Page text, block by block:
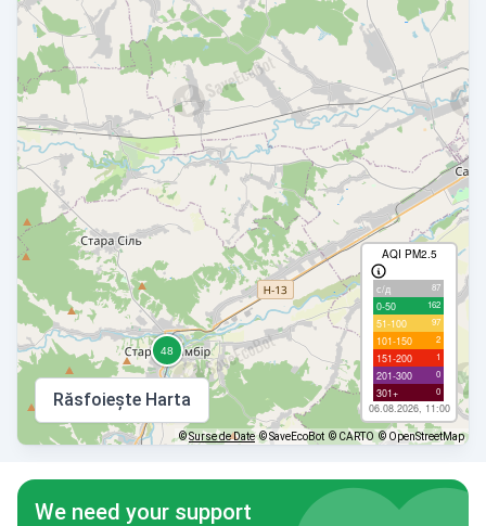
AQI PM2.5
с/д 87
0-50 162
51-100 97
101-150 2
151-200 1
201-300 0
301+ 0
06.08.2026, 11:00
Răsfoiește Harta
©Surse de Date © SaveEcoBot © CARTO © OpenStreetMap
We need your support